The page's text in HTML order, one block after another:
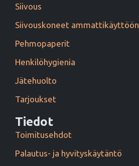
Siivous
Siivouskoneet ammattikäyttöön
Pehmopaperit
Henkilöhygienia
Jätehuolto
Tarjoukset
Tiedot
Toimitusehdot
Palautus- ja hyvityskäytäntö